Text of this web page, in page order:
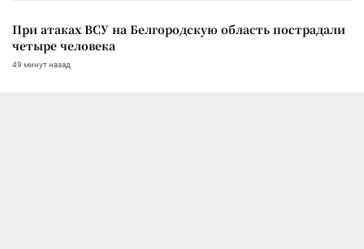
При атаках ВСУ на Белгородскую область пострадали
четыре человека
49 минут назад